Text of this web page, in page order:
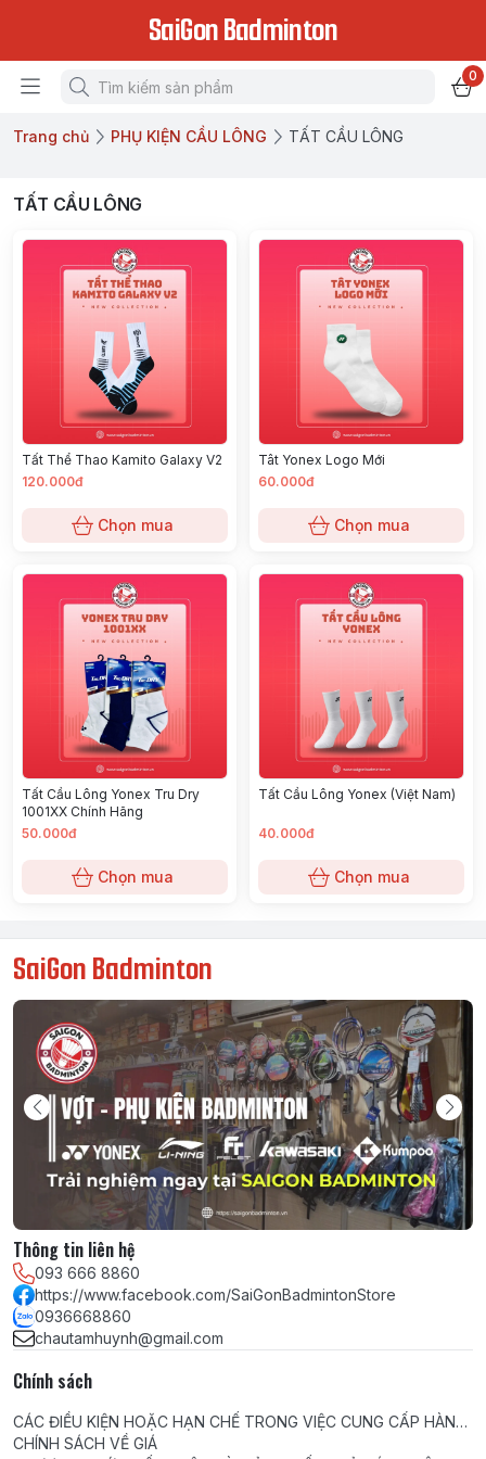
SaiGon Badminton
0
Trang chủ PHỤ KIỆN CẦU LÔNG TẤT CẦU LÔNG
TẤT CẦU LÔNG
Tất Thể Thao Kamito Galaxy V2
120.000đ
Chọn mua
Tât Yonex Logo Mới
60.000đ
Chọn mua
Tất Cầu Lông Yonex Tru Dry
1001XX Chính Hãng
50.000đ
Chọn mua
Tất Cầu Lông Yonex (Việt Nam)
40.000đ
Chọn mua
SaiGon Badminton
Thông tin liên hệ
093 666 8860
https://www.facebook.com/SaiGonBadmintonStore
0936668860
chautamhuynh@gmail.com
Chính sách
CÁC ĐIỀU KIỆN HOẶC HẠN CHẾ TRONG VIỆC CUNG CẤP HÀNG
HÓA, DỊCH VỤ
CHÍNH SÁCH VỀ GIÁ